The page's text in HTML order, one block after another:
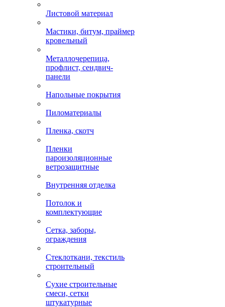
Листовой материал
Мастики, битум, праймер
кровельный
Металлочерепица,
профлист, сендвич-
панели
Напольные покрытия
Пиломатериалы
Пленка, скотч
Пленки
пароизоляционные
ветрозащитные
Внутренняя отделка
Потолок и
комплектующие
Сетка, заборы,
ограждения
Стеклоткани, текстиль
строительный
Сухие строительные
смеси, сетки
штукатурные